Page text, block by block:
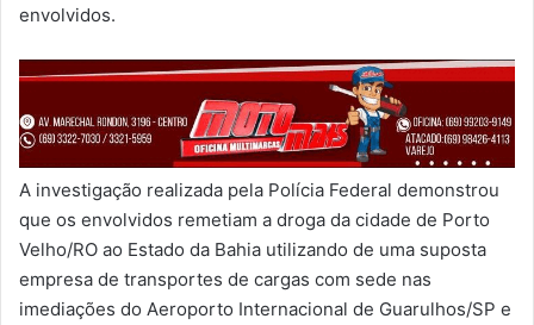
envolvidos.
A investigação realizada pela Polícia Federal demonstrou
que os envolvidos remetiam a droga da cidade de Porto
Velho/RO ao Estado da Bahia utilizando de uma suposta
empresa de transportes de cargas com sede nas
imediações do Aeroporto Internacional de Guarulhos/SP e